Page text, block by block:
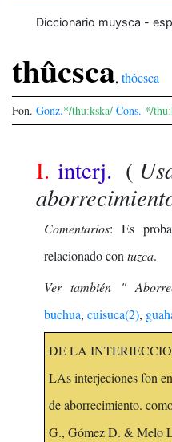
Diccionario muysca -
thûcsca, thôcsca
Fon. Gonz.*/thuːkska/ Cons. */
I. interj. (
Comentarios: Es
relacionado con tuzca.
Ver también "
buchua, cuisuca(2),
DE LA
LAs interjeciones ſon
de aborrecimiento.
G., Gómez D. & Melo